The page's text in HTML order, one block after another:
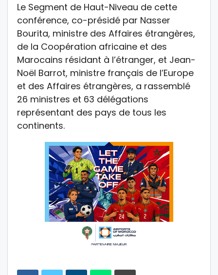
Le Segment de Haut-Niveau de cette
conférence, co-présidé par Nasser
Bourita, ministre des Affaires étrangères,
de la Coopération africaine et des
Marocains résidant à l’étranger, et Jean-
Noël Barrot, ministre français de l’Europe
et des Affaires étrangères, a rassemblé
26 ministres et 63 délégations
représentant des pays de tous les
continents.